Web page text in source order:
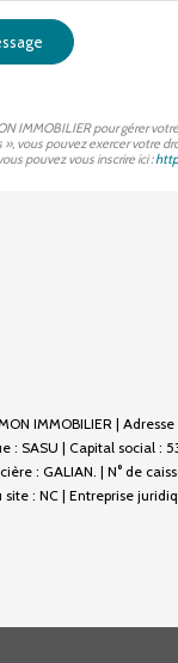
pour gérer
pouvez exercer votre
pouvez vous inscrire ici :
IMMOBILIER |
SASU | Capital social :
: GALIAN. | N° de
: NC | Entreprise